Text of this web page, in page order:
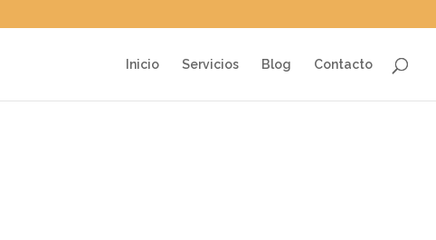
Inicio Servicios Blog Contacto